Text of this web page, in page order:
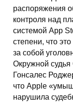
распоряжения
контроля над
системой App
степени, что
за собой
Окружной
Гонсалес
что Apple
нарушила